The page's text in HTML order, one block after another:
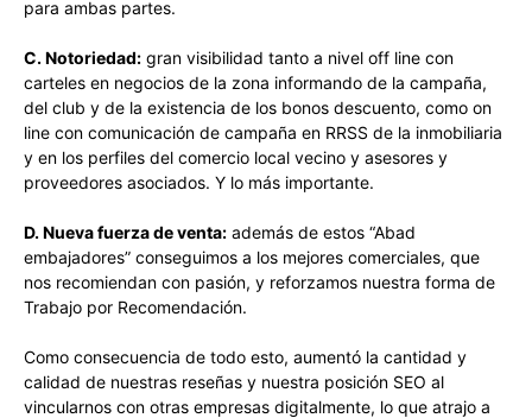
para ambas partes.
C. Notoriedad: gran visibilidad tanto a nivel off line con
carteles en negocios de la zona informando de la campaña,
del club y de la existencia de los bonos descuento, como on
line con comunicación de campaña en RRSS de la inmobiliaria
y en los perfiles del comercio local vecino y asesores y
proveedores asociados. Y lo más importante.
D. Nueva fuerza de venta: además de estos “Abad
embajadores” conseguimos a los mejores comerciales, que
nos recomiendan con pasión, y reforzamos nuestra forma de
Trabajo por Recomendación.
Como consecuencia de todo esto, aumentó la cantidad y
calidad de nuestras reseñas y nuestra posición SEO al
vincularnos con otras empresas digitalmente, lo que atrajo a